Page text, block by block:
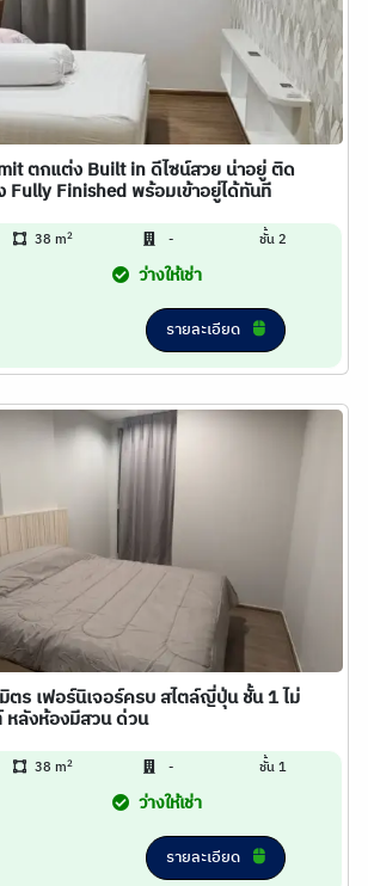
ตกแต่ง Built in ดีไซน์สวย น่าอยู่ ติด
Fully Finished พร้อมเข้าอยู่ได้ทันที
38 m2 - ชั้น 2
ว่างให้เช่า
รายละเอียด
ตร เฟอร์นิเจอร์ครบ สไตล์ญี่ปุ่น ชั้น 1 ไม่
หลังห้องมีสวน ด่วน
38 m2 - ชั้น 1
ว่างให้เช่า
รายละเอียด